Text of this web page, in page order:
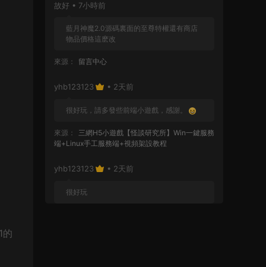
的
故好 • 7小時前
藍月神魔2.0源碼裏面的至尊特權還有商店
物品價格這麽改
來源： 留言中心
yhb123123 • 2天前
很好玩，請多發些前端小遊戲，感謝。
來源：
三網H5小遊戲【怪談研究所】Win一鍵服務
端+Linux手工服務端+視頻架設教程
yhb123123 • 2天前
很好玩